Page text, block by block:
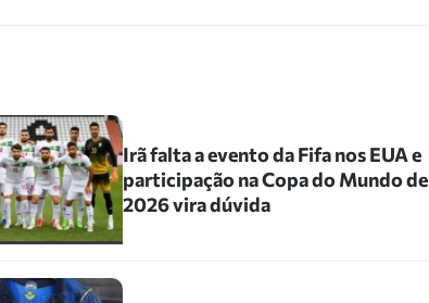
Irã falta a evento da Fifa nos EUA e
participação na Copa do Mundo de
2026 vira dúvida